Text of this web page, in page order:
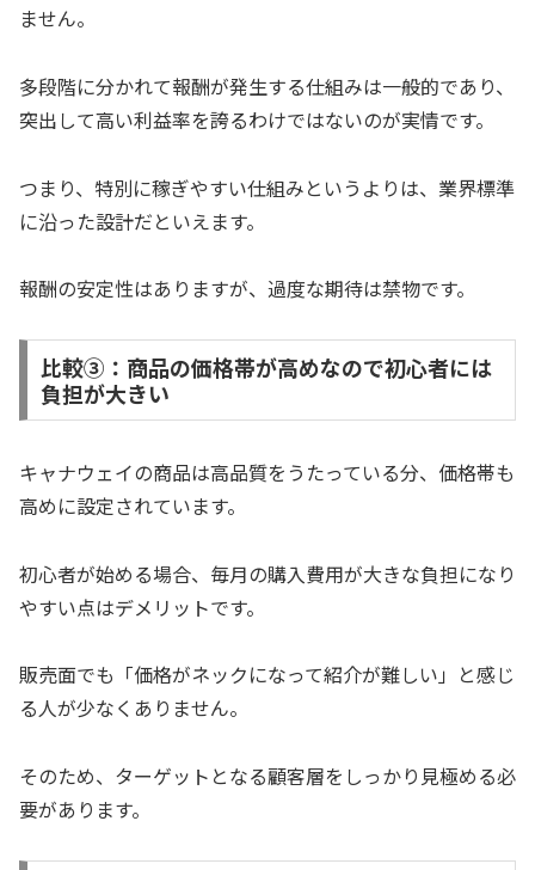
ません。
多段階に分かれて報酬が発生する仕組みは一般的であり、
突出して高い利益率を誇るわけではないのが実情です。
つまり、特別に稼ぎやすい仕組みというよりは、業界標準
に沿った設計だといえます。
報酬の安定性はありますが、過度な期待は禁物です。
比較➂：商品の価格帯が高めなので初心者には
負担が大きい
キャナウェイの商品は高品質をうたっている分、価格帯も
高めに設定されています。
初心者が始める場合、毎月の購入費用が大きな負担になり
やすい点はデメリットです。
販売面でも「価格がネックになって紹介が難しい」と感じ
る人が少なくありません。
そのため、ターゲットとなる顧客層をしっかり見極める必
要があります。